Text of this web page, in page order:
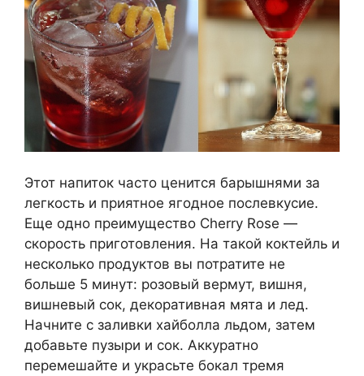
Этот напиток часто ценится барышнями за
легкость и приятное ягодное послевкусие.
Еще одно преимущество Cherry Rose —
скорость приготовления. На такой коктейль и
несколько продуктов вы потратите не
больше 5 минут: розовый вермут, вишня,
вишневый сок, декоративная мята и лед.
Начните с заливки хайболла льдом, затем
добавьте пузыри и сок. Аккуратно
перемешайте и украсьте бокал тремя